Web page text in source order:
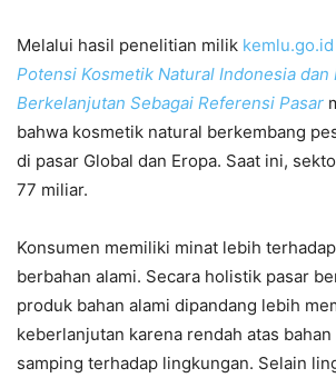
Melalui hasil penelitian milik kemlu.go.id
Potensi Kosmetik Natural Indonesia dan
Berkelanjutan Sebagai Referensi Pasar
bahwa kosmetik natural berkembang
di pasar Global dan Eropa. Saat ini,
77 miliar.
Konsumen memiliki minat lebih
berbahan alami. Secara holistik pasar
produk bahan alami dipandang lebih
keberlanjutan karena rendah atas
samping terhadap lingkungan. Selain